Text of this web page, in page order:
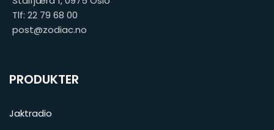
Tlf: 22 79 68 00
post@zodiac.no
PRODUKTER
Jaktradio